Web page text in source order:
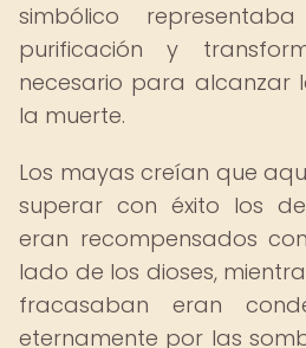
simbólico
purificación y
necesario para alcanzar
la muerte.
Los mayas creían que
superar con éxito los
eran recompensados
lado de los dioses,
fracasaban eran
eternamente por las